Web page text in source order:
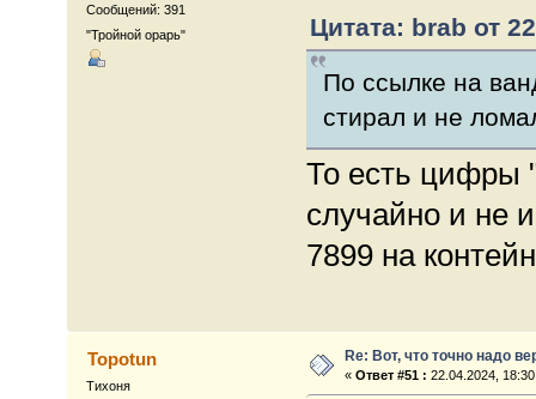
Сообщений: 391
"Тройной орарь"
Цитата: brab от
По ссылке на
стирал и не
То есть цифры
случайно и не
7899 на
Topotun
Тихоня
Re: Вот, что точно надо
«Ответ #51 : 22.04.2024,